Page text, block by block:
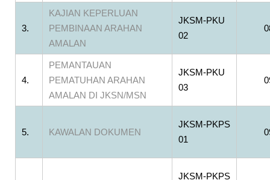
3.
KAJIAN KEPERLUAN
PEMBINAAN ARAHAN
AMALAN
JKSM-PKU
02
4.
PEMANTAUAN
PEMATUHAN ARAHAN
AMALAN DI JKSN/MSN
JKSM-PKU
03
5. KAWALAN DOKUMEN
JKSM-PKPS
01
JKSM-PKPS